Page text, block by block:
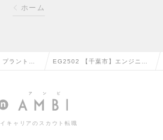
ホーム
プラントエ
ングの転職
EG2502 【千葉市】エンジニア
ループ企業の求人情報
キャリアのスカウト転職